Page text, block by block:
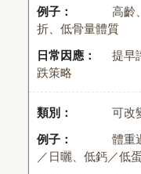
高齡
折、低骨量體質
提早
跌策略
可改
體重
／日曬、低鈣／低